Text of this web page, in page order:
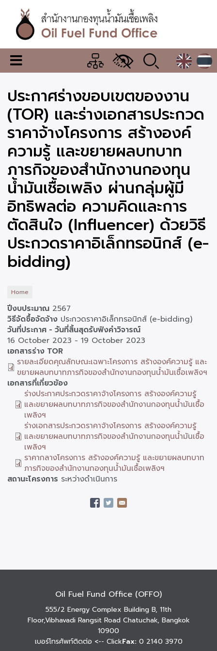
content
สำนักงาน
กองทุน
น้ำมัน
เชื้อ
เพลิง
เมนู
เปลี่ยน
แสดง
ผล
ประกาศร่างขอบเขตของงาน
(TOR) และร่างเอกสารประกวด
ราคาจ้างโครงการ สร้างองค์
ความรู้ และขยายผลบทบาท
ภารกิจของสำนักงานกองทุน
น้ำมันเชื้อเพลิง ผ่านกลุ่มผู้มี
อิทธิพลต่อ ความคิดและการ
ตัดสินใจ (Influencer) ด้วยวิธี
ประกวดราคาอิเล็กทรอนิกส์ (e-
bidding)
Home
ปีงบประมาณ 2567
วิธีจัดซื้อจัดจ้าง ประกวดราคาอิเล็กทรอนิกส์ (e-bidding)
วันที่ประกาศ - วันที่สิ้นสุดรับฟังคำวิจารณ์
16 October 2023 - 19 October 2023
เอกสารร่าง TOR
รายละเอียดคุณลักษณะเฉพาะโครงการ สร้างองค์ความรู้ และ
ขยายผลบทบาทภารกิจของสำนักงานกองทุนน้ำมันเชื้อเพลิงฯ
เอกสารที่เกี่ยวข้อง
ร่างประกาศประกวดราคาจ้างโครงการ สร้างองค์ความรู้
และขยายผลบทบาทภารกิจของสำนักงานกองทุนน้ำมันเชื้อ
เพลิงฯ
ร่างเอกสารประกวดราคาจ้างโครงการ สร้างองค์ความรู้
และขยายผลบทบาทภารกิจของสำนักงานกองทุนน้ำมันเชื้อ
เพลิงฯ
ราคากลางโครงการ สร้างองค์ความรู้ และขยายผลบทบาท
ภารกิจของสำนักงานกองทุนน้ำมันเชื้อเพลิงฯ
สถานะโครงการ ระหว่างดำเนินการ
Oil Fuel Fund Office (OFFO)
555/2 Energy Complex Building B, 11th
Floor,Vibhavadi Rangsit Road Chatuchak, Bangkok
10900
เบอร์โทรศัพท์ติดต่อ <-- ClickFax: 0 2140 3970